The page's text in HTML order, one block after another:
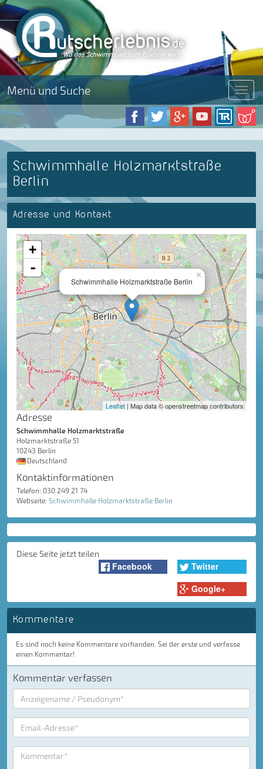
Menü und Suche Menü
Schwimmhalle Holzmarktstraße
Berlin
Adresse und Kontakt
×
Schwimmhalle Holzmarktstraße Berlin
+
-
Leaflet | Map data © openstreetmap contributors
Adresse
Schwimmhalle Holzmarktstraße
Holzmarktstraße 51
10243 Berlin
Deutschland
Kontaktinformationen
Telefon: 030 249 21 74
Webseite: Schwimmhalle Holzmarktstraße Berlin
Diese Seite jetzt teilen
Facebook
Twitter
Google+
Kommentare
Es sind noch keine Kommentare vorhanden. Sei der erste und verfasse
einen Kommentar!
Kommentar verfassen